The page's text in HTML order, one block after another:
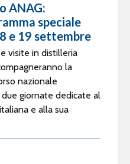
ANAG:
speciale
e 19 settembre
visite in distilleria
la
nazionale
due giornate dedicate al
e alla sua